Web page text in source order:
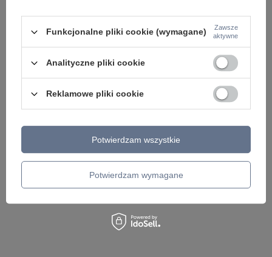
ZOBACZ RÓWNIEŻ
MOD094WL-01CH Maytoni
775,00 zł 761,00 zł
Funkcjonalne pliki cookie (wymagane)
Zawsze
aktywne
Analityczne pliki cookie
Reklamowe pliki cookie
Potwierdzam wymagane
Potwierdzam wszystkie